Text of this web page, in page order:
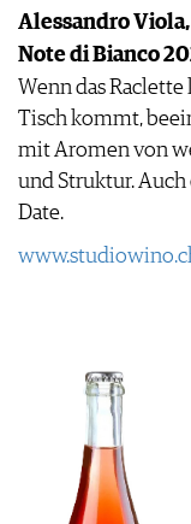
Alessandro
Note di Bianco
Wenn das
Tisch kommt,
mit Aromen von
und Struktur.
Date.